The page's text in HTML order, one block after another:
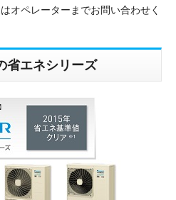
オペレーターまでお問い合わせく
省エネシリーズ